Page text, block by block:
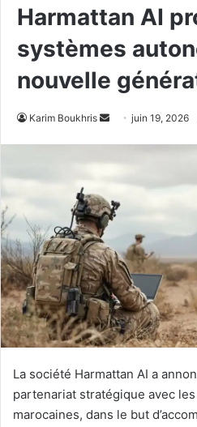
Harmattan AI
systèmes
nouvelle
Karim Boukhris
Envoyerjuin 19, 2026
La société Harmattan AI a
partenariat stratégique avec
marocaines, dans le but